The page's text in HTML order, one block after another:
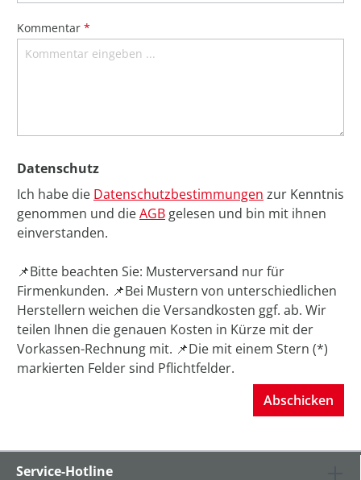
Kommentar *
Datenschutz
Ich habe die Datenschutzbestimmungen zur Kenntnis
genommen und dieAGB gelesen und bin mit ihnen
einverstanden.
📌Bitte beachten Sie: Musterversand nur für
Firmenkunden. 📌Bei Mustern von unterschiedlichen
Herstellern weichen die Versandkosten ggf. ab. Wir
teilen Ihnen die genauen Kosten in Kürze mit der
Vorkassen-Rechnung mit. 📌Die mit einem Stern (*)
markierten Felder sind Pflichtfelder.
Abschicken
Service-Hotline